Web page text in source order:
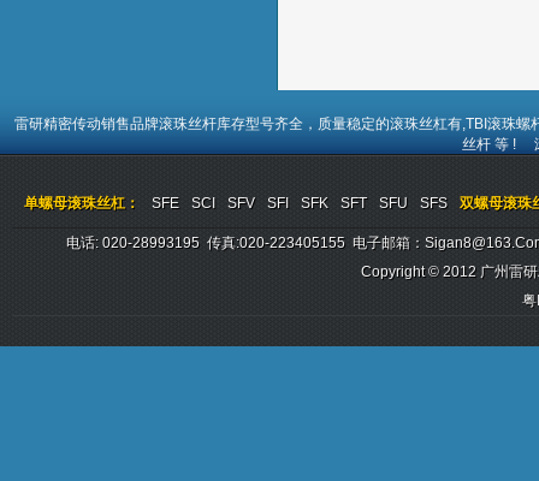
雷研精密传动销售品牌滚珠丝杆库存型号齐全，质量稳定的滚珠丝杠有,TBI 滚珠螺
丝杆 等 !
单螺母滚珠丝杠： SFE SCI SFV SFI SFK SFT SFU SFS 双螺母滚珠
电话: 020-28993195 传真:020-223405155 电子邮箱：
Copyright © 2012 广州雷